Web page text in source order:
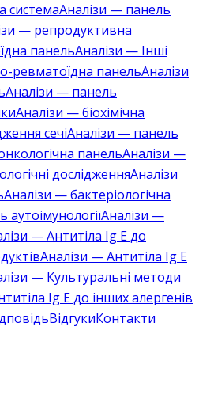
системаАналізи — панель
— репродуктивна
панельАналізи — Інші
ревматоїдна панельАналізи
Аналізи — панель
Аналізи — біохімічна
сечіАналізи — панель
панельАналізи —
дослідженняАналізи
Аналізи — бактеріологічна
Аналізи —
— Антитіла Ig E до
Аналізи — Антитіла Ig E
— Культуральні методи
Ig E до інших алергенів
ВідгукиКонтакти